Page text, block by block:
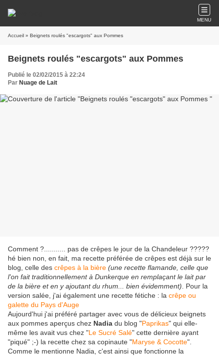
MENU
Accueil » Beignets roulés "escargots" aux Pommes
Beignets roulés "escargots" aux Pommes
Publié le 02/02/2015 à 22:24
Par Nuage de Lait
Comment ?........... pas de crêpes le jour de la Chandeleur ?????
hé bien non, en fait, ma recette préférée de crêpes est déjà sur le
blog, celle des crêpes à la bière (une recette flamande, celle que
l'on fait traditionnellement à Dunkerque en remplaçant le lait par
de la bière et en y ajoutant du rhum... bien évidemment) . Pour la
version salée, j'ai également une recette fétiche : la crêpe ou
galette du Pays d'Auge
Aujourd'hui j'ai préféré partager avec vous de délicieux beignets
aux pommes aperçus chez Nadia du blog "Paprikas" qui elle-
même les avait vus chez "Le Sucré Salé" cette dernière ayant
"piqué" ;-) la recette chez sa copinaute "Maryse & Cocotte".
Comme le mentionne Nadia, c'est ainsi que fonctionne la